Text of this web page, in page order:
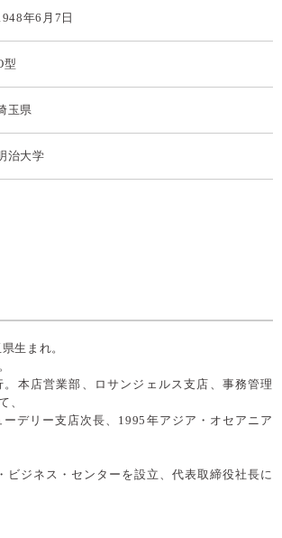
年6月7日
型
玉県
治大学
生まれ。
。本店営業部、ロサンジェルス支店、事務管理
、
デリー支店次長、1995年アジア・オセアニア
ビジネス・センターを設立、代表取締役社長に